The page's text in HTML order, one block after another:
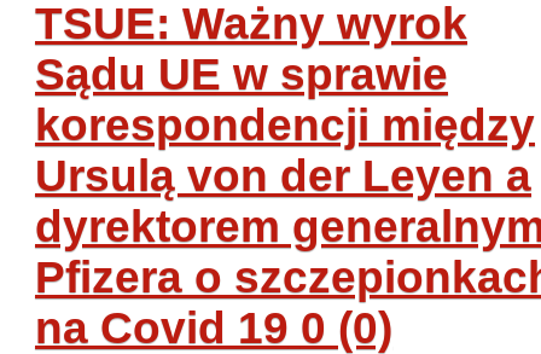
TSUE: Ważny wyrok
Sądu UE w sprawie
korespondencji między
Ursulą von der Leyen a
dyrektorem
Pfizera o
na Covid 19 0 (0)